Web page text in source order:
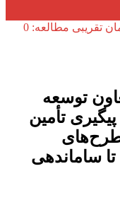
زمان تقریبی مطالعه: 0
توسعه
تأمین
طرح‌های
ساماندهی